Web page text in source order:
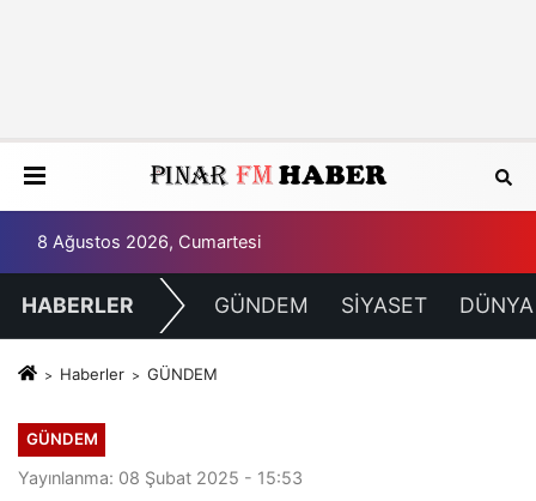
8 Ağustos 2026, Cumartesi
HABERLER GÜNDEM SİYASET DÜNYA
Haberler GÜNDEM
GÜNDEM
Yayınlanma: 08 Şubat 2025 - 15:53